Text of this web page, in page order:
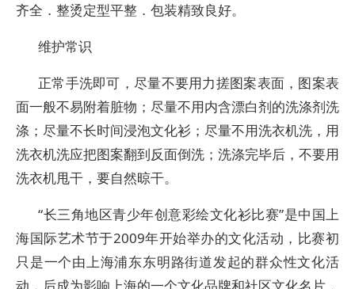
齐全．整烫定型平整．包装精致良好。
维护常识
正常手洗即可，尽量不要用力搓图案表面，图案表
面一般不易附着脏物；尽量不用内含漂白剂的洗涤剂洗
涤；尽量不长时间浸泡文化衫；尽量不用洗衣机洗，用
洗衣机洗应把图案翻到反面倒洗；洗涤完毕后，不要用
洗衣机甩干，要自然晾干。
“长三角地区青少年创意彩绘文化衫比赛”是中国上
海国际艺术节于2009年开始举办的文化活动，比赛初
只是一个由上海浦东东明路街道发起的群众性文化活